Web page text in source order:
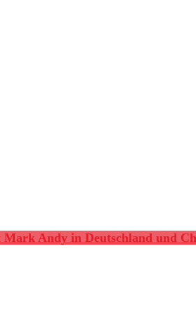
Andy in Deutschland und